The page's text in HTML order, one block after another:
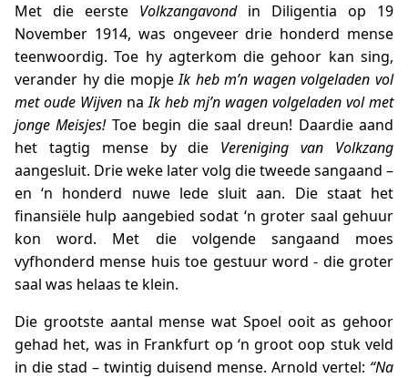
Met die eerste Volkzangavondin Diligentia op 19
November 1914, was ongeveer drie honderd mense
teenwoordig. Toe hy agterkom die gehoor kan sing,
verander hy die mopjeIk heb m’n wagen volgeladen vol
met oude Wijven naIk heb mj’n wagen volgeladen vol met
jonge Meisjes!Toe begin die saal dreun! Daardie aand
het tagtig mense by die Vereniging van Volkzang
aangesluit. Drie weke later volg die tweede sangaand –
en ‘n honderd nuwe lede sluit aan. Die staat het
finansiële hulp aangebied sodat ‘n groter saal gehuur
kon word. Met die volgende sangaand moes
vyfhonderd mense huis toe gestuur word - die groter
saal was helaas te klein.
Die grootste aantal mense wat Spoel ooit as gehoor
gehad het, was in Frankfurt op ‘n groot oop stuk veld
in die stad – twintig duisend mense. Arnold vertel: “Na